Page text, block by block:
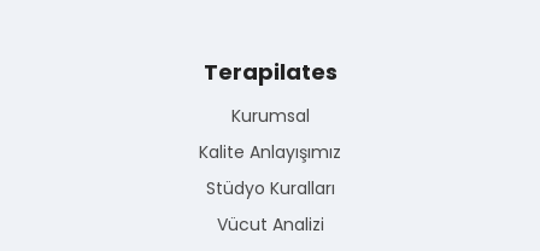
Terapilates
Kurumsal
Kalite Anlayışımız
Stüdyo Kuralları
Vücut Analizi